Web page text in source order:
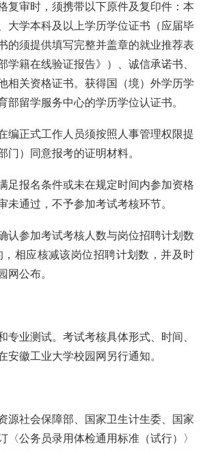
复审时，须携带以下原件及复印件：本
大学本科及以上学历学位证书（应届毕
的须提供填写完整并盖章的就业推荐表
学籍在线验证报告》）、诚信承诺书、
相关资格证书。获得国（境）外学历学
部留学服务中心的学历学位认证书。
编正式工作人员须按照人事管理权限提
门）同意报考的证明材料。
足报名条件或未在规定时间内参加资格
未通过，不予参加考试考核环节。
认参加考试考核人数与岗位招聘计划数
，相应核减该岗位招聘计划数，并及时
网公布。
专业测试。考试考核具体形式、时间、
安徽工业大学校园网另行通知。
源社会保障部、国家卫生计生委、国家
〈公务员录用体检通用标准（试行）〉